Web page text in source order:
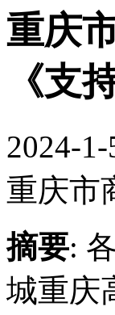
重庆
《支
2024-
重庆市
摘要:
城重庆